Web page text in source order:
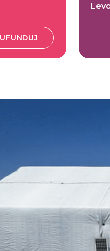
UFUNDUJ